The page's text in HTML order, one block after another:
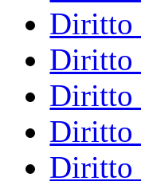
Diritto
Diritto
Diritto
Diritto
Diritto